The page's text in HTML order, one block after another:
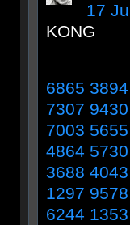
17
KONG
6865
7307
7003
4864
3688
1297
6244